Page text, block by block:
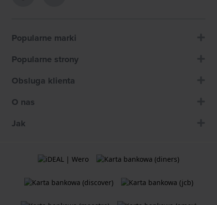
Popularne marki
Popularne strony
Obsluga klienta
O nas
Jak